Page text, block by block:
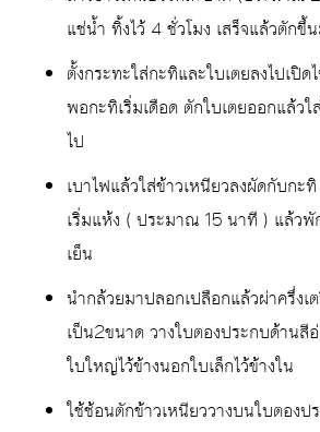
แช่น้ำ ทิ้งไว้ 4 ชั่วโมง เสร็จแล้วตักขึ้
ตั้งกระทะใส่กะทิและใบเตยลงไปเปิด
พอกะทิเริ่มเดือด ตักใบเตยออกแล้ว
ไป
เบาไฟแล้วใส่ข้าวเหนียวลงผัดกับกะ
เริ่มแห้ง ( ประมาณ 15 นาที ) แล้วพั
เย็น
นำกล้วยมาปลอกเปลือกแล้วผ่าครึ่งเ
เป็น2ขนาด วางใบตองประกบด้านสี
ใบใหญ่ไว้ข้างนอกใบเล็กไว้ข้างใน
ใช้ช้อนตักข้าวเหนียววางบนใบตอง